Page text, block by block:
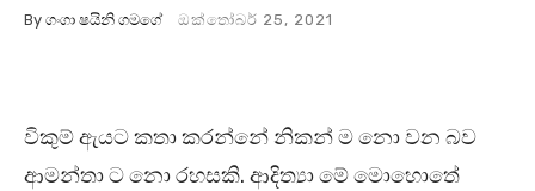
By ගංගා ෂයිනි ගමගේ ඔක්තෝබර් 25, 2021
විකුම් ඇයට කතා කරන්නේ නිකන් ම නො වන බව
ආමන්තා ට නො රහසකි. ආදිත්‍යා මේ මොහොතේ